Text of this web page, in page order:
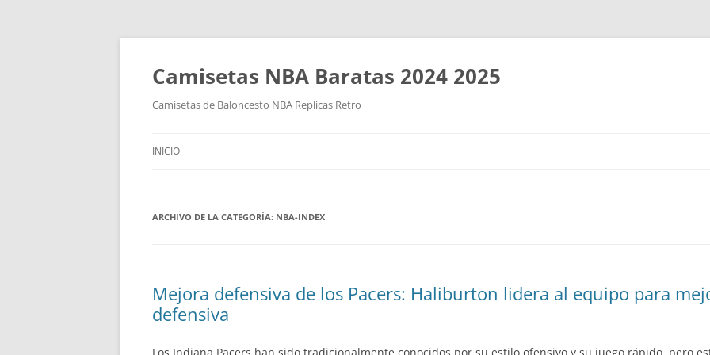
Camisetas NBA Baratas 2024 2025
Camisetas de Baloncesto NBA Replicas Retro
INICIO
ARCHIVO DE LA CATEGORÍA: NBA-INDEX
Mejora defensiva de los Pacers: Haliburton lidera al equipo para
defensiva